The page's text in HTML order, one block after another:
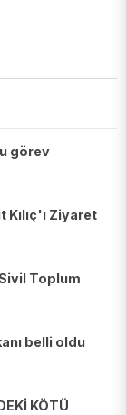
görev
Kılıç'ı Ziyaret
Toplum
belli oldu
KÖTÜ